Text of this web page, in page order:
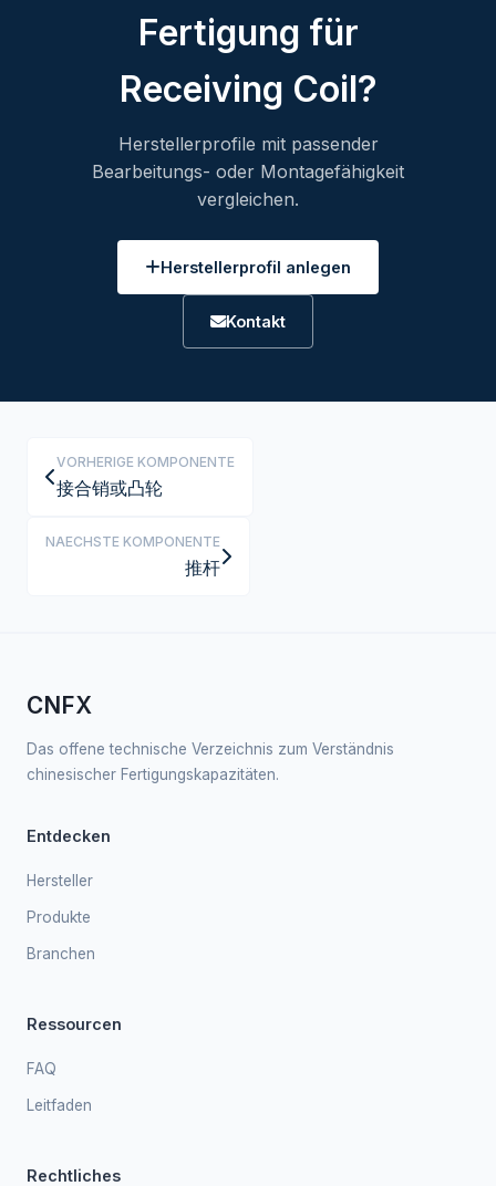
Fertigung für
Receiving Coil?
Herstellerprofile mit passender
Bearbeitungs- oder Montagefähigkeit
vergleichen.
Herstellerprofil anlegen
Kontakt
VORHERIGE KOMPONENTE
接合销或凸轮
NAECHSTE KOMPONENTE
推杆
CNFX
Das offene technische Verzeichnis zum Verständnis
chinesischer Fertigungskapazitäten.
Entdecken
Hersteller
Produkte
Branchen
Ressourcen
FAQ
Leitfaden
Rechtliches